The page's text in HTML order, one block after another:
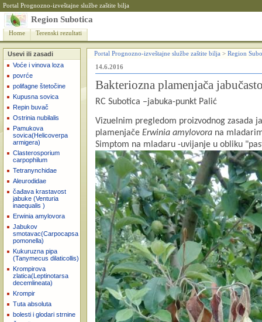
Portal Prognozno-izveštajne službe zaštite bilja
Region Subotica
Home Terenski rezultati
Usevi ili zasadi
Voće i vinova loza
povrće
polifagne štetočine
Kupusna sovica
Repin buvač
Ostrinia nubilalis
Pamukova
sovica(Helicoverpa
armigera)
Clasterosporium
carpophilum
Tetranynchidae
Aleurodidae
čađava krastavost
jabuke (Venturia
inaequalis )
Erwinia amylovora
Jabukov
smotavac(Carpocapsa
pomonella)
Kukuruzna pipa
(Tanymecus dilaticollis)
Krompirova
zlatica(Leptinotarsa
decemlineata)
Krompir
Tuta absoluta
bolesti i glodari strnine
Portal Prognozno-izveštajne službe zaštite bilja > Region
14.6.2016
Bakteriozna plamenjača
RC Subotica –jabuka-punkt Palić
Vizuelnim pregledom proizvodnog zasada
plamenjače Erwinia amylovora na
Simptom na mladaru -uvijanje u obliku